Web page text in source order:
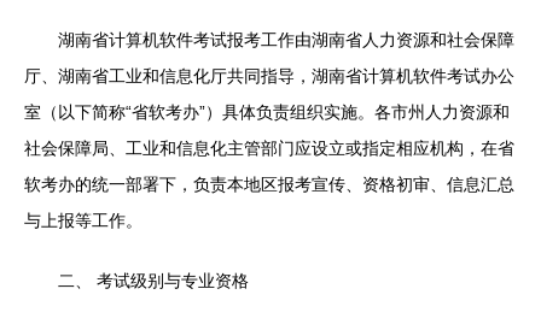
湖南省计算机软件考试报考工作由湖南省人力资源和社会保障
厅、湖南省工业和信息化厅共同指导，湖南省计算机软件考试办公
室（以下简称“省软考办”）具体负责组织实施。各市州人力资源和
社会保障局、工业和信息化主管部门应设立或指定相应机构，在省
软考办的统一部署下，负责本地区报考宣传、资格初审、信息汇总
与上报等工作。
二、 考试级别与专业资格